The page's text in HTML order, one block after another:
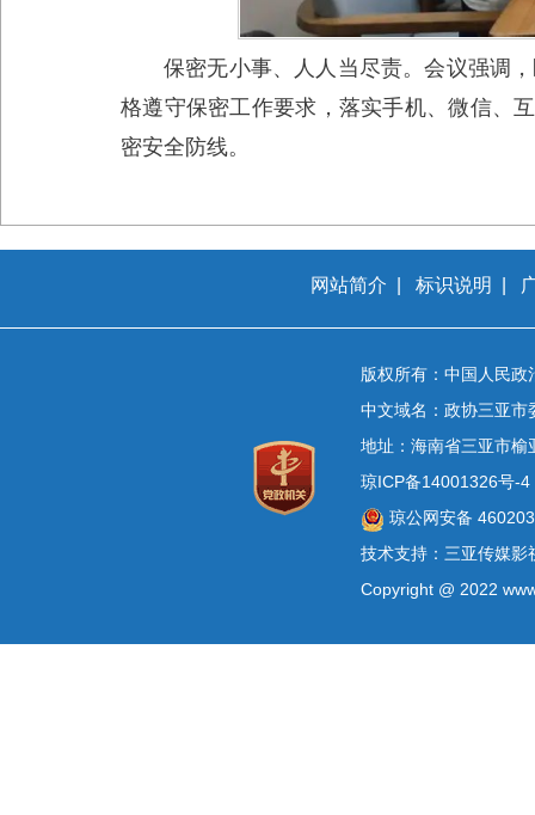
保密无小事、人人当尽责。会议强调
格遵守保密工作要求，落实手机、微信、
密安全防线。
网站简介 标识说明
版权所有：中国人民
中文域名：政协三亚市
地址：海南省三亚市榆
琼ICP备14001326号-4
琼公网安备
技术支持：三亚传媒影
Copyright @ 2022